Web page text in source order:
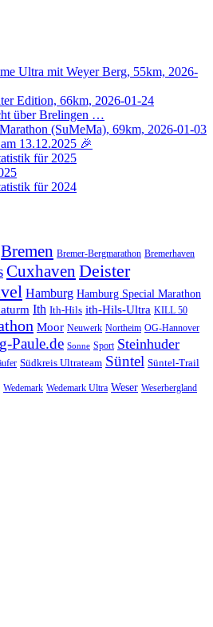
Ultra mit Weyer Berg, 55km, 2026-
Edition, 66km, 2026-01-24
über Brelingen …
(SuMeMa), 69km, 2026-01-03
13.12.2025 🎉
für 2025
für 2024
Bremen Bremer-Bergmarathon Bremerhaven
Cuxhaven Deister
Hamburg Hamburg Special Marathon
Ith Ith-Hils ith-Hils-Ultra KILL 50
Moor Neuwerk Northeim OG-Hannover
Paule.de Sonne Sport Steinhuder
Südkreis Ultrateam Süntel Süntel-Trail
Wedemark Wedemark Ultra Weser Weserbergland